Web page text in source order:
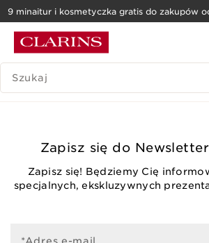
PRZEJDŹ DO TREŚCI
9 minaitur i kosmetyczka gratis do zakupów
HISTORIA WYSZUKIWANIA
Zapisz się do
Zapisz się! Będziemy Cię
specjalnych, ekskluzywnych